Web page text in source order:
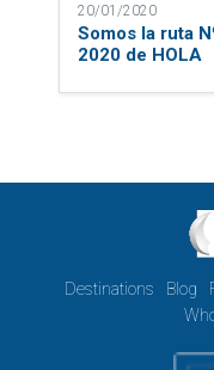
20/01/2020
Somos la ruta
2020 de HOLA
Destinations Blog